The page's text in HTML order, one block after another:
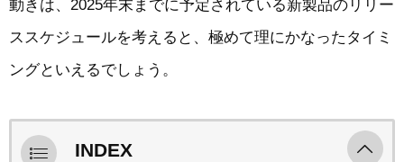
動きは、2025年末までに予定されている新製品のリリー
ススケジュールを考えると、極めて理にかなったタイミ
ングといえるでしょう。
INDEX